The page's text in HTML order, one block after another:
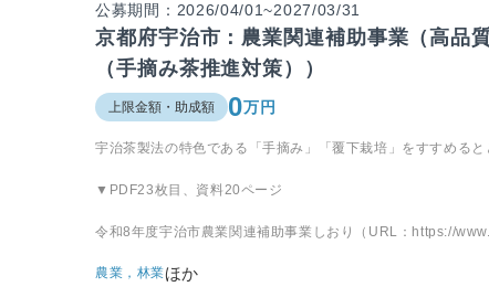
公募期間：2026/04/01~2027/03/31
京都府宇治市：農業関連補助事業（高品
（手摘み茶推進対策））
上限金額・助成額 0万円
宇治茶製法の特色である「手摘み」「覆下栽培」をすすめる
▼PDF23枚目、資料20ページ
令和8年度宇治市農業関連補助事業しおり（URL：https://
農業，林業ほか